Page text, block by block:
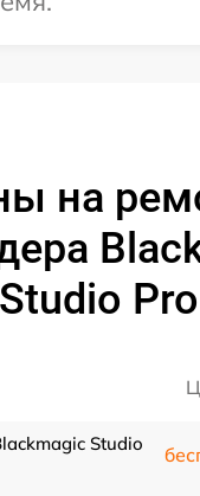
на
Studio Pro
Studio